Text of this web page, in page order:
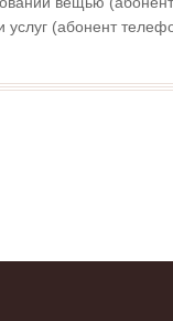
услуг (абонент